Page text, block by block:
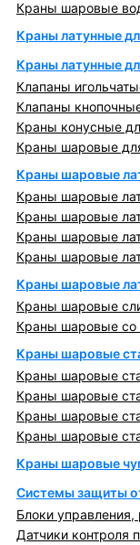
Краны шаровые
Краны латунные
Краны латунные
Клапаны
Клапаны
Краны конусные
Краны шаровые
Краны шаровые
Краны шаровые
Краны шаровые
Краны шаровые
Краны шаровые
Краны шаровые
Краны шаровые
Краны шаровые со
Краны шаровые
Краны шаровые
Краны шаровые
Краны шаровые
Краны шаровые
Краны шаровые
Системы защиты
Блоки
Датчики контроля